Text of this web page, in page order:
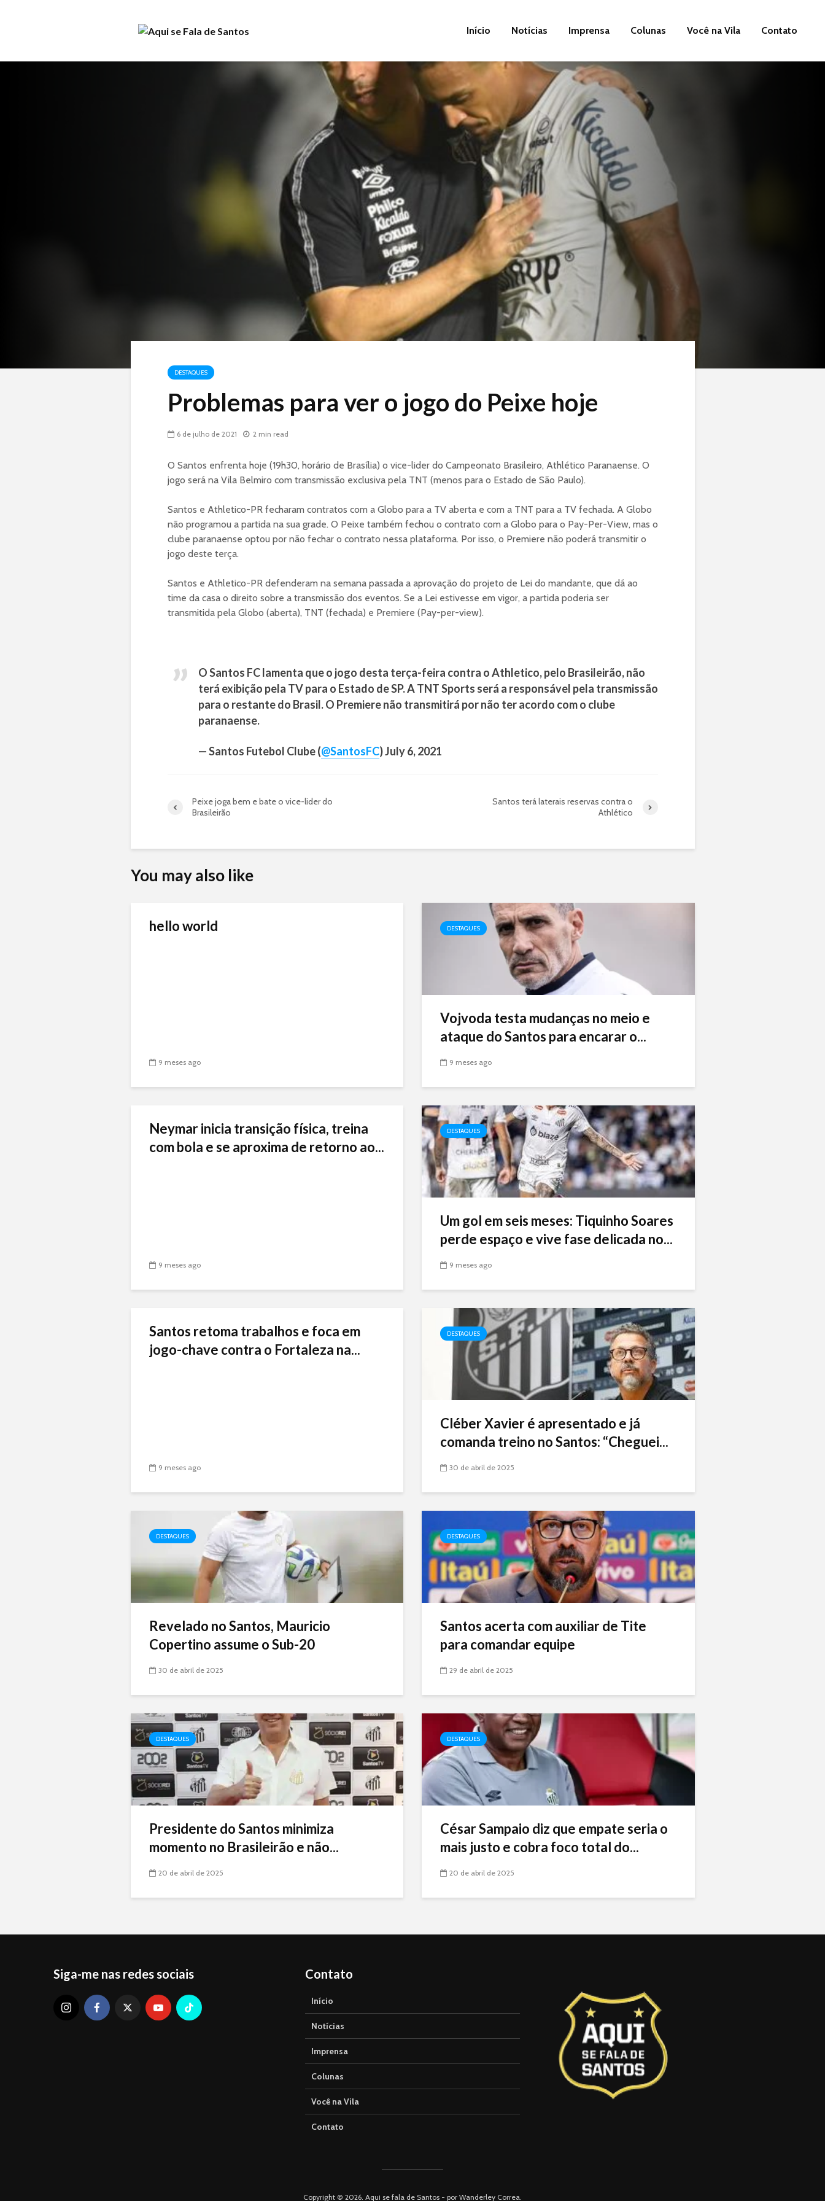
Início Notícias Imprensa Colunas Você na Vila Contato
DESTAQUES
Problemas para ver o jogo do Peixe hoje
6 de julho de 2021 2 min read
O Santos enfrenta hoje (19h30, horário de Brasília) o vice-lider do Campeonato Brasileiro, Athlético Paranaense. O
jogo será na Vila Belmiro com transmissão exclusiva pela TNT (menos para o Estado de São Paulo).
Santos e Athletico-PR fecharam contratos com a Globo para a TV aberta e com a TNT para a TV fechada. A Globo
não programou a partida na sua grade. O Peixe também fechou o contrato com a Globo para o Pay-Per-View, mas o
clube paranaense optou por não fechar o contrato nessa plataforma. Por isso, o Premiere não poderá transmitir o
jogo deste terça.
Santos e Athletico-PR defenderam na semana passada a aprovação do projeto de Lei do mandante, que dá ao
time da casa o direito sobre a transmissão dos eventos. Se a Lei estivesse em vigor, a partida poderia ser
transmitida pela Globo (aberta), TNT (fechada) e Premiere (Pay-per-view).
O Santos FC lamenta que o jogo desta terça-feira contra o Athletico, pelo Brasileirão, não
terá exibição pela TV para o Estado de SP. A TNT Sports será a responsável pela transmissão
para o restante do Brasil. O Premiere não transmitirá por não ter acordo com o clube
paranaense.
— Santos Futebol Clube (@SantosFC) July 6, 2021
Peixe joga bem e bate o vice-lider do
Brasileirão
Santos terá laterais reservas contra o
Athlético
You may also like
hello world
9 meses ago
DESTAQUES
Vojvoda testa mudanças no meio e
ataque do Santos para encarar o...
9 meses ago
Neymar inicia transição física, treina
com bola e se aproxima de retorno ao...
9 meses ago
DESTAQUES
Um gol em seis meses: Tiquinho Soares
perde espaço e vive fase delicada no...
9 meses ago
Santos retoma trabalhos e foca em
jogo-chave contra o Fortaleza na...
9 meses ago
DESTAQUES
Cléber Xavier é apresentado e já
comanda treino no Santos: “Cheguei...
30 de abril de 2025
DESTAQUES
Revelado no Santos, Mauricio
Copertino assume o Sub-20
30 de abril de 2025
DESTAQUES
Santos acerta com auxiliar de Tite
para comandar equipe
29 de abril de 2025
DESTAQUES
Presidente do Santos minimiza
momento no Brasileirão e não...
20 de abril de 2025
DESTAQUES
César Sampaio diz que empate seria o
mais justo e cobra foco total do...
20 de abril de 2025
Siga-me nas redes sociais Contato
Início
Notícias
Imprensa
Colunas
Você na Vila
Contato
Copyright © 2026. Aqui se fala de Santos - por Wanderley Correa.